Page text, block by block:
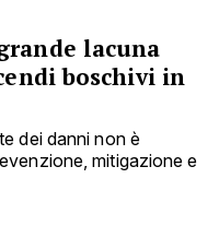
lacuna
boschivi in
dei danni non è
mitigazione e